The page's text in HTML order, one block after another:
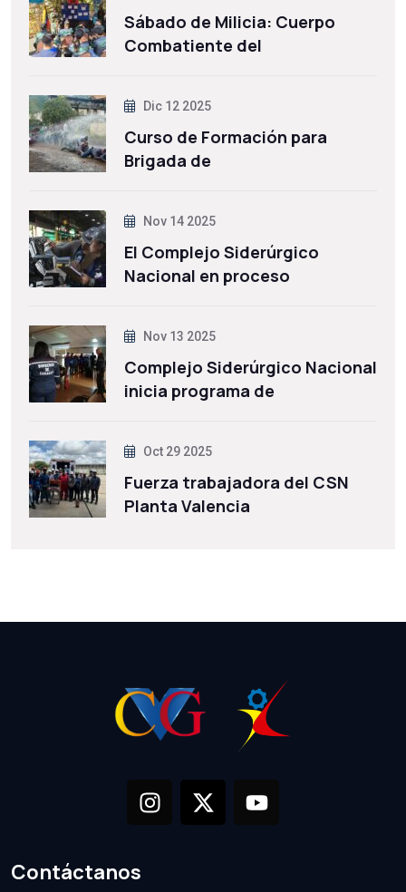
Sábado de Milicia: Cuerpo
Combatiente del
Dic 12 2025
Curso de Formación para
Brigada de
Nov 14 2025
El Complejo Siderúrgico
Nacional en proceso
Nov 13 2025
Complejo Siderúrgico Nacional
inicia programa de
Oct 29 2025
Fuerza trabajadora del CSN
Planta Valencia
Contáctanos